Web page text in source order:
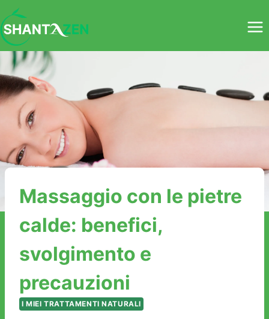
Salta
al
contenuto
Massaggio con le pietre
calde: benefici,
svolgimento e
precauzioni
I MIEI TRATTAMENTI NATURALI